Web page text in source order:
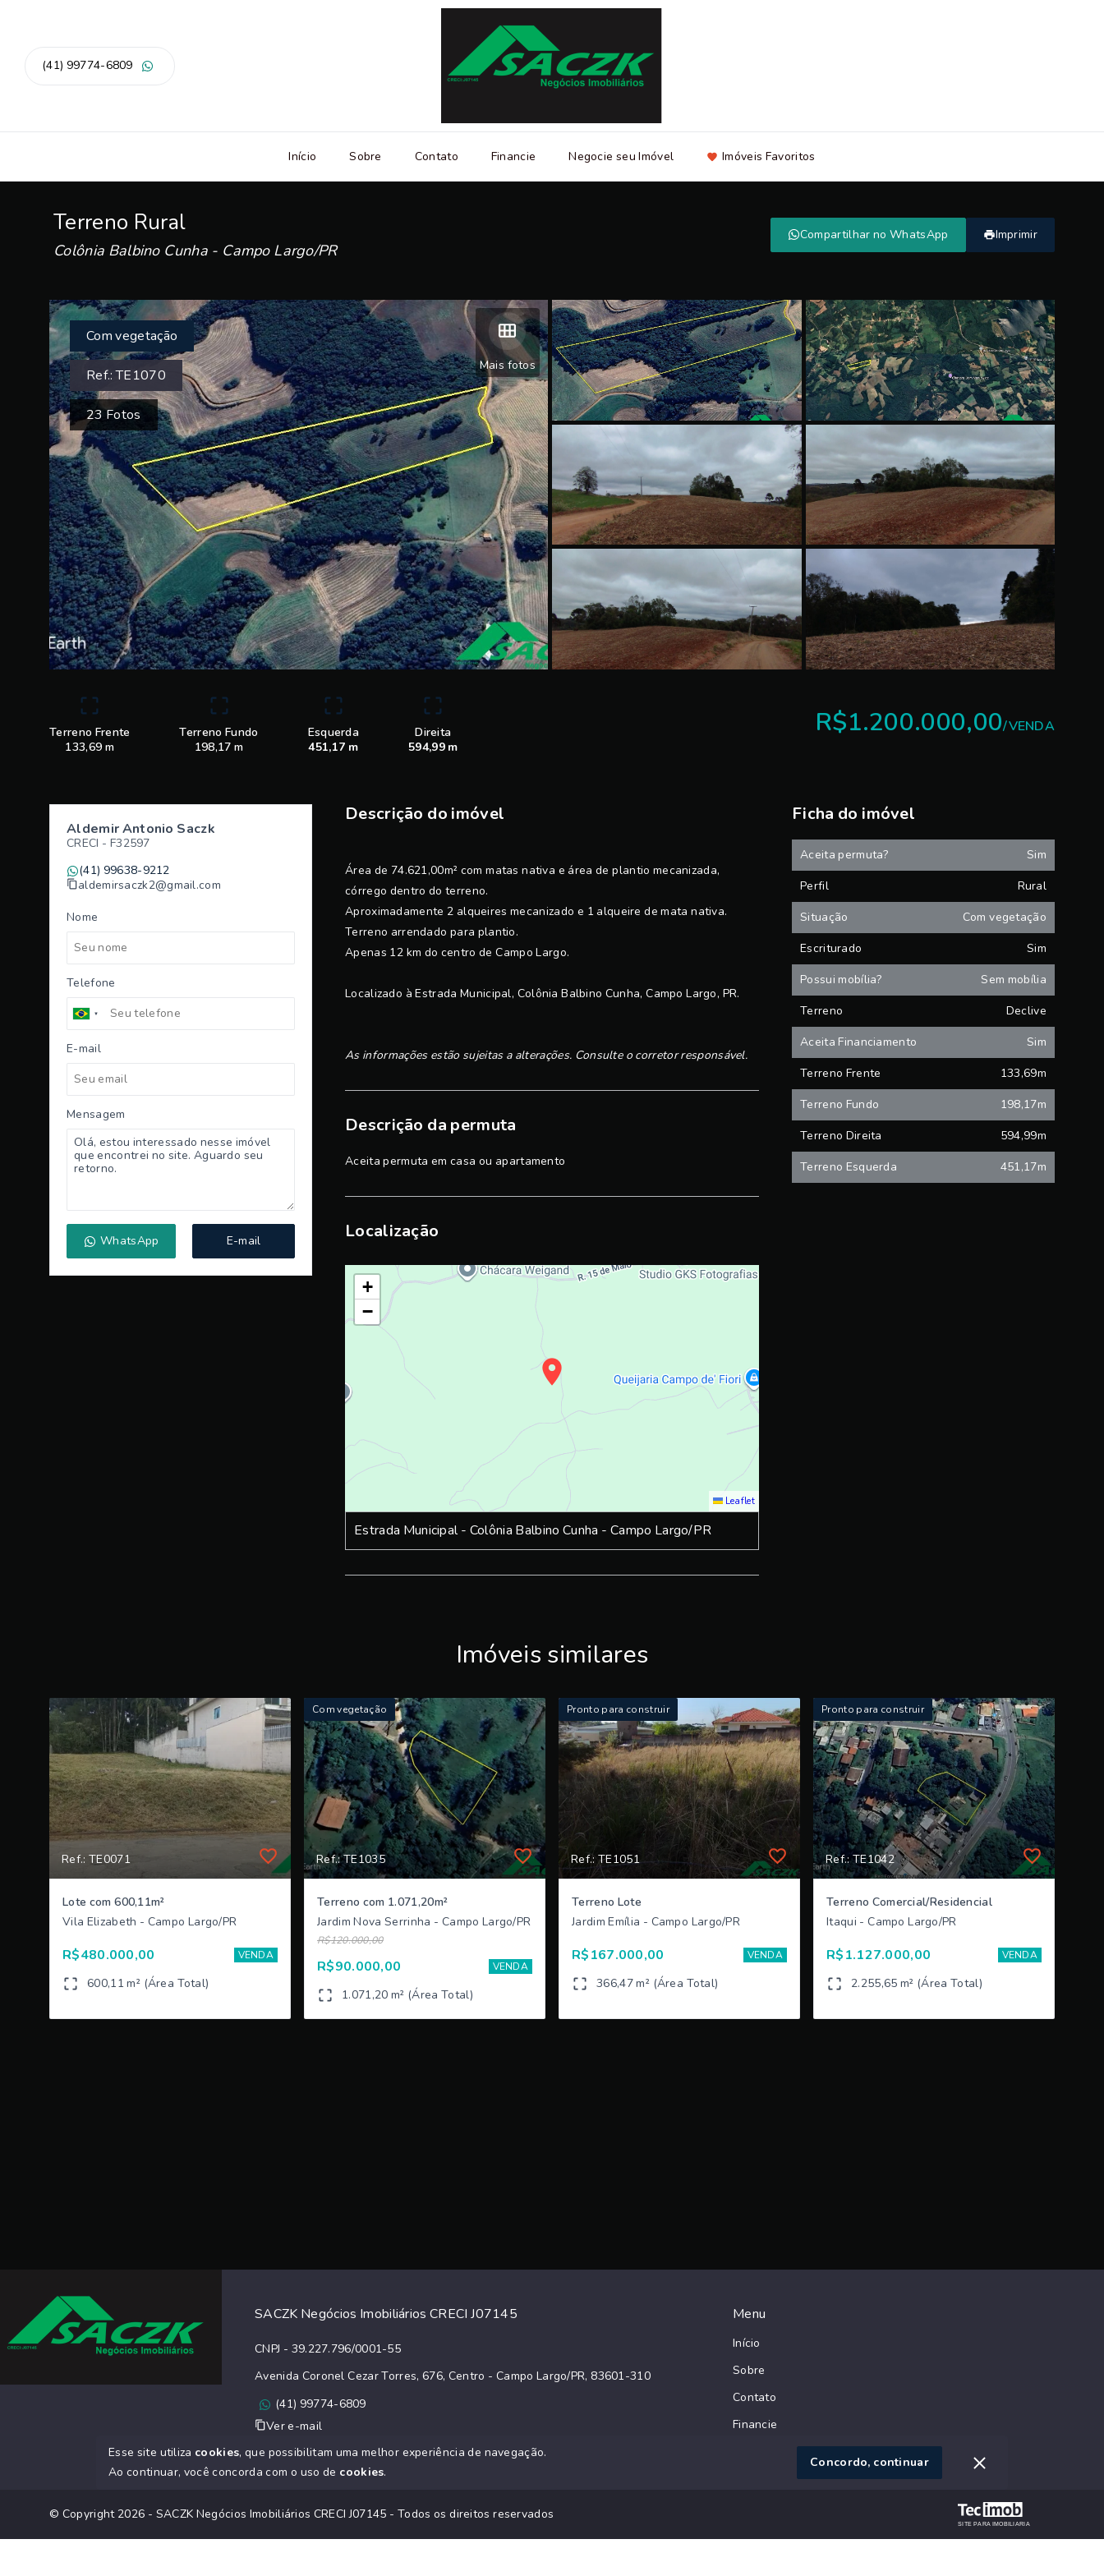
(41) 99774-6809
Início Sobre Contato Financie Negocie seu Imóvel Imóveis Favoritos
Terreno Rural
Colônia Balbino Cunha - Campo Largo/PR
Compartilhar no WhatsApp Imprimir
Mais fotos
Com vegetação
Ref.:TE1070
23Fotos
Terreno Frente
133,69 m
Terreno Fundo
198,17 m
Esquerda
451,17 m
Direita
594,99 m
R$1.200.000,00/VENDA
Aldemir Antonio Saczk
CRECI - F32597
(41) 99638-9212
aldemirsaczk2@gmail.com
Nome
Telefone
E-mail
Mensagem
WhatsApp E-mail
Descrição do imóvel
Área de 74.621,00m² com matas nativa e área de plantio mecanizada,
córrego dentro do terreno.
Aproximadamente 2 alqueires mecanizado e 1 alqueire de mata nativa.
Terreno arrendado para plantio.
Apenas 12 km do centro de Campo Largo.
Localizado à Estrada Municipal, Colônia Balbino Cunha, Campo Largo, PR.
As informações estão sujeitas a alterações. Consulte o corretor responsável.
Descrição da permuta
Aceita permuta em casa ou apartamento
Localização
+
−
Leaflet
Estrada Municipal - Colônia Balbino Cunha - Campo Largo/PR
Ficha do imóvel
Aceita permuta?
Sim
Perfil
Rural
Situação
Com vegetação
Escriturado
Sim
Possui mobília?
Sem mobília
Terreno
Declive
Aceita Financiamento
Sim
Terreno Frente
133,69m
Terreno Fundo
198,17m
Terreno Direita
594,99m
Terreno Esquerda
451,17m
Imóveis similares
Ref.: TE0071
Lote com 600,11m²
Vila Elizabeth - Campo Largo/PR
R$480.000,00 VENDA
600,11 m² (Área Total)
Com vegetação
Ref.: TE1035
Terreno com 1.071,20m²
Jardim Nova Serrinha - Campo Largo/PR
R$120.000,00
R$90.000,00 VENDA
1.071,20 m² (Área Total)
Pronto para construir
Ref.: TE1051
Terreno Lote
Jardim Emília - Campo Largo/PR
R$167.000,00 VENDA
366,47 m² (Área Total)
Pronto para construir
Ref.: TE1042
Terreno Comercial/Residencial
Itaqui - Campo Largo/PR
R$1.127.000,00 VENDA
2.255,65 m² (Área Total)
SACZK Negócios Imobiliários CRECI J07145
CNPJ - 39.227.796/0001-55
Avenida Coronel Cezar Torres, 676, Centro - Campo Largo/PR, 83601-310
(41) 99774-6809
Ver e-mail
Menu
Início
Sobre
Contato
Financie
Negocie seu Imóvel
© Copyright 2026 - SACZK Negócios Imobiliários CRECI J07145 - Todos os direitos reservados
SITE PARA IMOBILIARIA
Esse site utiliza cookies, que possibilitam uma melhor experiência de navegação.
Ao continuar, você concorda com o uso de cookies.
Concordo, continuar